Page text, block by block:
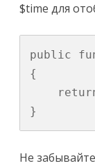
$time для
public
{
}
Не